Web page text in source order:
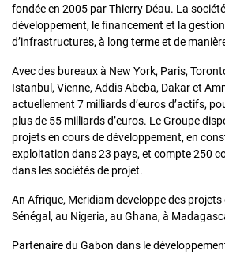
fondée en 2005 par Thierry Déau. La
développement, le financement et la
d’infrastructures, à long terme et de
Avec des bureaux à New York, Paris,
Istanbul, Vienne, Addis Abeba, Dakar et
actuellement 7 milliards d’euros d’actifs,
plus de 55 milliards d’euros. Le Groupe
projets en cours de développement, en
exploitation dans 23 pays, et compte 250
dans les sociétés de projet.
An Afrique, Meridiam developpe des projets
Sénégal, au Nigeria, au Ghana, à
Partenaire du Gabon dans le